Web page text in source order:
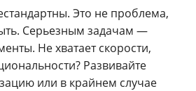
Это не проблема,
Серьезным задачам —
Не хватает скорости,
Развивайте
или в крайнем случае